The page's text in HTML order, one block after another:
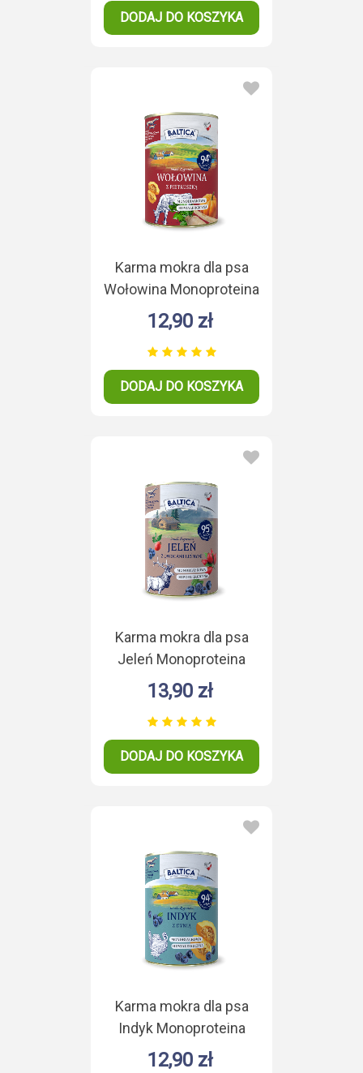
DODAJ DO KOSZYKA
Karma mokra dla psa
Wołowina Monoproteina
400g
12,90 zł
DODAJ DO KOSZYKA
Karma mokra dla psa
Jeleń Monoproteina
400g
13,90 zł
DODAJ DO KOSZYKA
Karma mokra dla psa
Indyk Monoproteina
400g
12,90 zł